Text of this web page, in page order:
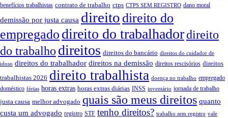
benefícios trabalhistas contrato de trabalho ctps CTPS SEM REGISTRO dano moral
demissão por justa causa direito direito do
empregado direito do trabalhadordireito
do trabalho direitos direitos do bancário direitos do cuidador de
idoso direitos do trabalhador direitos na demissão direitos rescisórios direitos
trabalhistas 2026 direito trabalhista doença no trabalho empregado
doméstico férias horas extras horas extras diárias INSS inventário jornada de trabalho
justa causa melhor advogado quais são meus direitos quanto
custa um advogado registro STF tenho direitos? trabalho sem registro vale